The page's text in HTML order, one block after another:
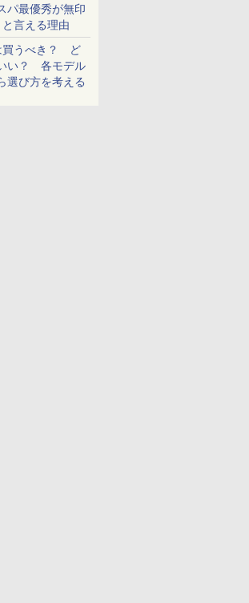
パ最優秀が無印
と言える理由
買うべき？ ど
い？ 各モデル
選び方を考える